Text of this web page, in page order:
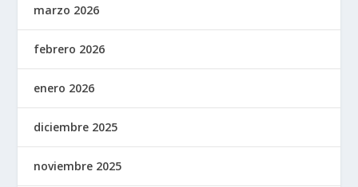
marzo 2026
febrero 2026
enero 2026
diciembre 2025
noviembre 2025